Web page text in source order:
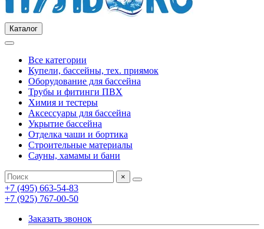
Каталог
Все категории
Купели, бассейны, тех. приямок
Оборудование для бассейна
Трубы и фитинги ПВХ
Химия и тестеры
Аксессуары для бассейна
Укрытие бассейна
Отделка чаши и бортика
Строительные материалы
Сауны, хамамы и бани
×
+7 (495) 663-54-83
+7 (925) 767-00-50
Заказать звонок